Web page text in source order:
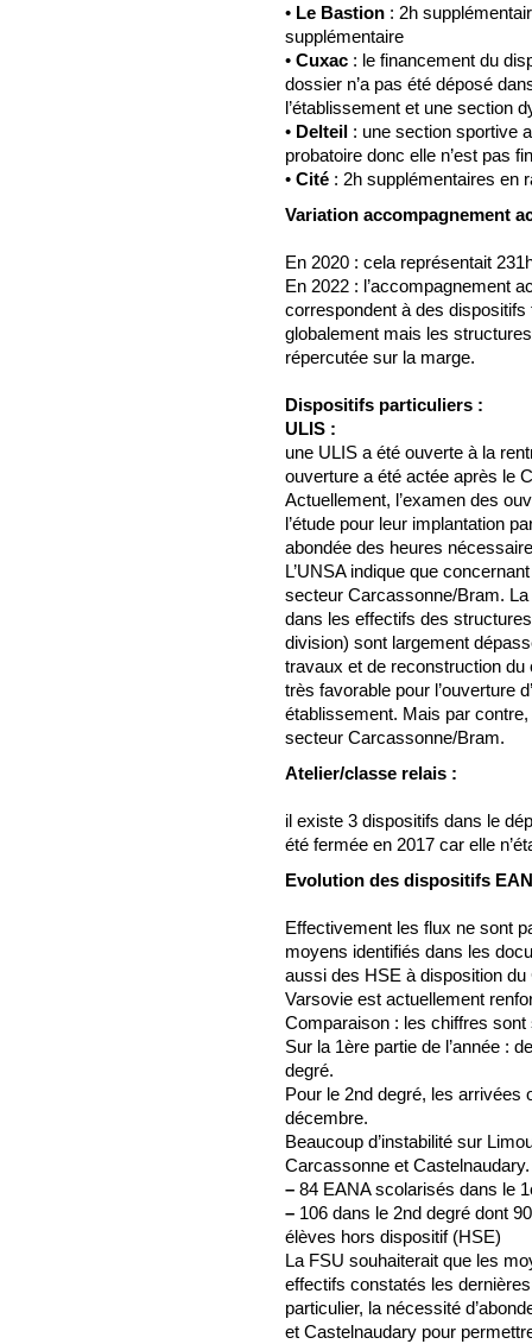
• Le Bastion : 2h
supplémentaire
• Cuxac : le financement du
dossier n’a pas été déposé
l’établissement et une section
• Delteil : une section sportive
probatoire donc elle n’est pas
• Cité : 2h supplémentaires en
Variation accompagnement
En 2020 : cela représentait
En 2022 : l’accompagnement
correspondent à des
globalement mais les
répercutée sur la marge.
Dispositifs particuliers :
ULIS :
une ULIS a été ouverte à la
ouverture a été actée après le
Actuellement, l’examen des
l’étude pour leur implantation
abondée des heures
L’UNSA indique que
secteur Carcassonne/Bram.
dans les effectifs des
division) sont largement
travaux et de reconstruction
très favorable pour l’ouverture
établissement. Mais par
secteur Carcassonne/Bram.
Atelier/classe relais :
il existe 3 dispositifs dans le
été fermée en 2017 car elle
Evolution des dispositifs
Effectivement les flux ne sont
moyens identifiés dans les
aussi des HSE à disposition
Varsovie est actuellement
Comparaison : les chiffres sont
Sur la 1ère partie de l’année :
degré.
Pour le 2nd degré, les arrivées
décembre.
Beaucoup d’instabilité sur
Carcassonne et
– 84 EANA scolarisés dans le
– 106 dans le 2nd degré dont
élèves hors dispositif (HSE)
La FSU souhaiterait que les
effectifs constatés les
particulier, la nécessité
et Castelnaudary pour